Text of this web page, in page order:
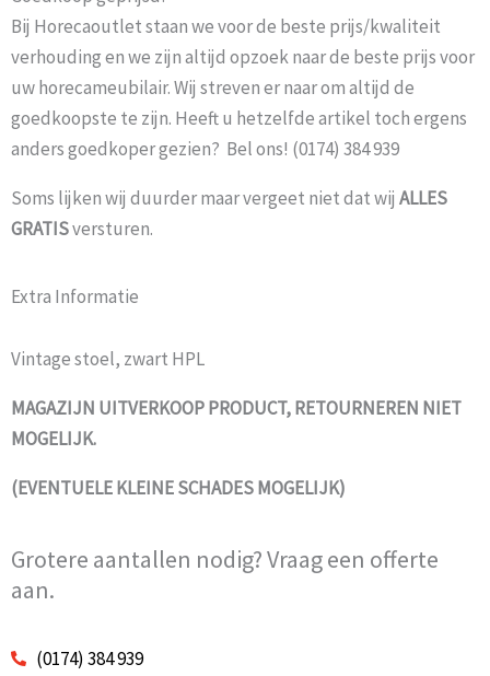
Bij Horecaoutlet staan we voor de beste prijs/kwaliteit
verhouding en we zijn altijd opzoek naar de beste prijs voor
uw horecameubilair. Wij streven er naar om altijd de
goedkoopste te zijn. Heeft u hetzelfde artikel toch ergens
anders goedkoper gezien? Bel ons! (0174) 384 939
Soms lijken wij duurder maar vergeet niet dat wij ALLES
GRATISversturen.
Extra Informatie
Vintage stoel, zwart HPL
MAGAZIJN UITVERKOOP PRODUCT, RETOURNEREN NIET
MOGELIJK.
(EVENTUELE KLEINE SCHADES MOGELIJK)
Grotere aantallen nodig? Vraag een offerte
aan.
(0174) 384 939